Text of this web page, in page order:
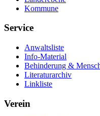
Kommune
Service
Anwaltsliste
Info-Material
Behinderung &
Literaturarchiv
Linkliste
Verein